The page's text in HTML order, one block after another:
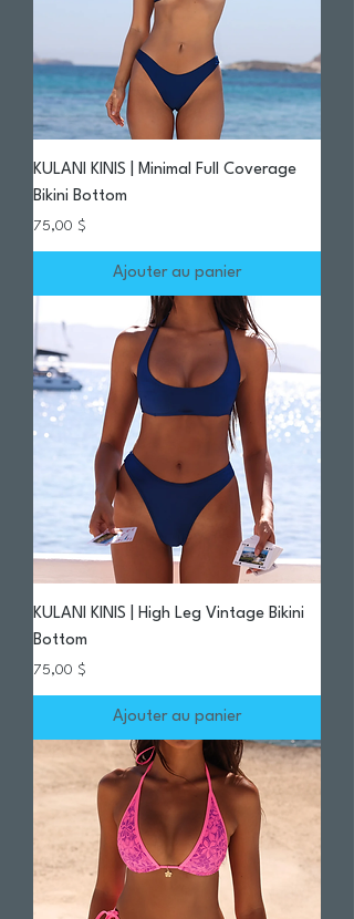
KULANI KINIS | Minimal Full Coverage
Bikini Bottom
Prix
75,00 $
Ajouter au panier
KULANI KINIS | High Leg Vintage Bikini
Bottom
Prix
75,00 $
Ajouter au panier